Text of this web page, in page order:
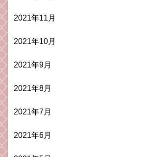
2021年11月
2021年10月
2021年9月
2021年8月
2021年7月
2021年6月